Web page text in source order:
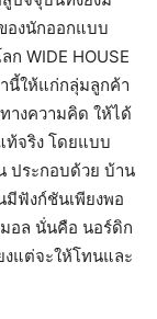
องนักออกแบบ
WIDE HOUSE
นี้ให้แก่กลุ่มลูกค้า
างความคิด ให้ได้
ท้จริง โดยแบบ
ประกอบด้วย บ้าน
ฟังก์ชันเพียงพอ
อล นั่นคือ นอร์ดิก
งแต่จะให้โทนและ